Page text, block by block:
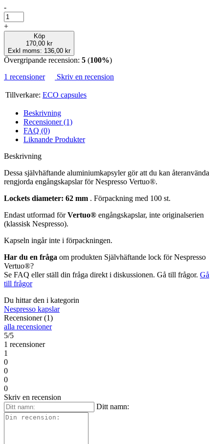
-
+
Köp
170,00 kr
Exkl moms: 136,00 kr
Övergripande recension: 5 (100%)
1 recensioner
Skriv en recension
Tillverkare: ECO capsules
Beskrivning
Recensioner (1)
FAQ (0)
Liknande Produkter
Beskrivning
Dessa självhäftande aluminiumkapsyler gör att du kan återanvända
rengjorda engångskapslar för Nespresso Vertuo®.
Lockets diameter: 62 mm . Förpackning med 100 st.
Endast utformad förVertuo® engångskapslar, inte originalserien
(klassisk Nespresso).
Kapseln ingår inte i förpackningen.
Har du en fråga om produkten Självhäftande lock för Nespresso
Vertuo®?
Se FAQ eller ställ din fråga direkt i diskussionen. Gå till frågor. Gå
till frågor
Du hittar den i kategorin
Nespresso kapslar
Recensioner (1)
alla recensioner
5/5
1 recensioner
1
0
0
0
0
Skriv en recension
Ditt namn: